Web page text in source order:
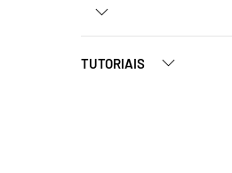
TUTORIAIS